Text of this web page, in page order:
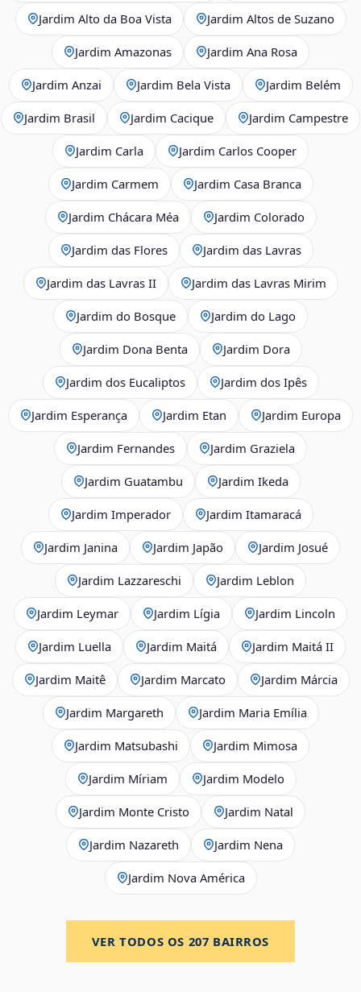
Jardim Alto da Boa Vista Jardim Altos de Suzano
Jardim Amazonas Jardim Ana Rosa
Jardim Anzai Jardim Bela Vista Jardim Belém
Jardim Brasil Jardim Cacique Jardim Campestre
Jardim Carla Jardim Carlos Cooper
Jardim Carmem Jardim Casa Branca
Jardim Chácara Méa Jardim Colorado
Jardim das Flores Jardim das Lavras
Jardim das Lavras II Jardim das Lavras Mirim
Jardim do Bosque Jardim do Lago
Jardim Dona Benta Jardim Dora
Jardim dos Eucaliptos Jardim dos Ipês
Jardim Esperança Jardim Etan Jardim Europa
Jardim Fernandes Jardim Graziela
Jardim Guatambu Jardim Ikeda
Jardim Imperador Jardim Itamaracá
Jardim Janina Jardim Japão Jardim Josué
Jardim Lazzareschi Jardim Leblon
Jardim Leymar Jardim Lígia Jardim Lincoln
Jardim Luella Jardim Maitá Jardim Maitá II
Jardim Maitê Jardim Marcato Jardim Márcia
Jardim Margareth Jardim Maria Emília
Jardim Matsubashi Jardim Mimosa
Jardim Míriam Jardim Modelo
Jardim Monte Cristo Jardim Natal
Jardim Nazareth Jardim Nena
Jardim Nova América
VER TODOS OS 207 BAIRROS